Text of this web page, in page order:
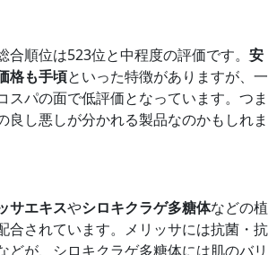
順位は523位と中程度の評価です。 安
格も手頃といった特徴がありますが、一
スパの面で低評価となっています。つま
良し悪しが分かれる製品なのかもしれま
サエキスやシロキクラゲ多糖体などの植
合されています。メリッサには抗菌・抗
どが、シロキクラゲ多糖体には肌のバリ